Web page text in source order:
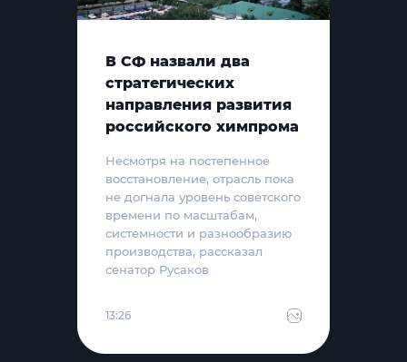
В СФ назвали два
стратегических
направления развития
российского химпрома
Несмотря на постепенное
восстановление, отрасль пока
не догнала уровень советского
времени по масштабам,
системности и разнообразию
производства, рассказал
сенатор Русаков
13:26